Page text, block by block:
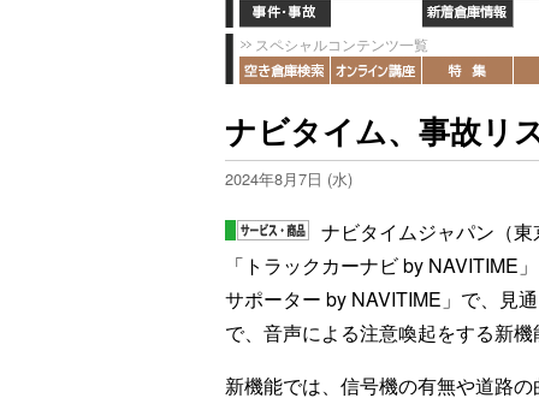
スペシャルコンテンツ一覧
ナビタイム、事故リ
2024年8月7日 (水)
ナビタイムジャパン（
「トラックカーナビ by NAVITIME
サポーター by NAVITIME」で、見
で、音声による注意喚起をする新機
新機能では、信号機の有無や道路の